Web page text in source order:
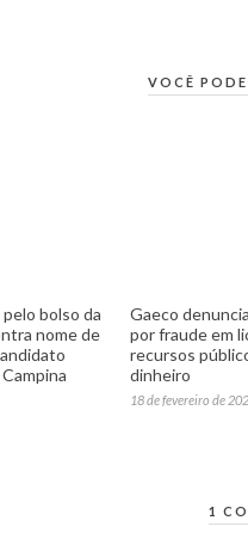
VOCÊ
bolso da
nome de
Gaeco
por fraude em
recursos
dinheiro
18 de fevereiro de
1